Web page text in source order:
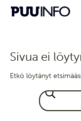
Sivua ei
Etkö löytänyt